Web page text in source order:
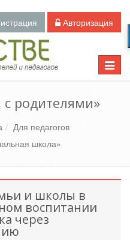
Авторизация
Toggle
с родителями»
Для педагогов
школа»
и школы в
воспитании
через